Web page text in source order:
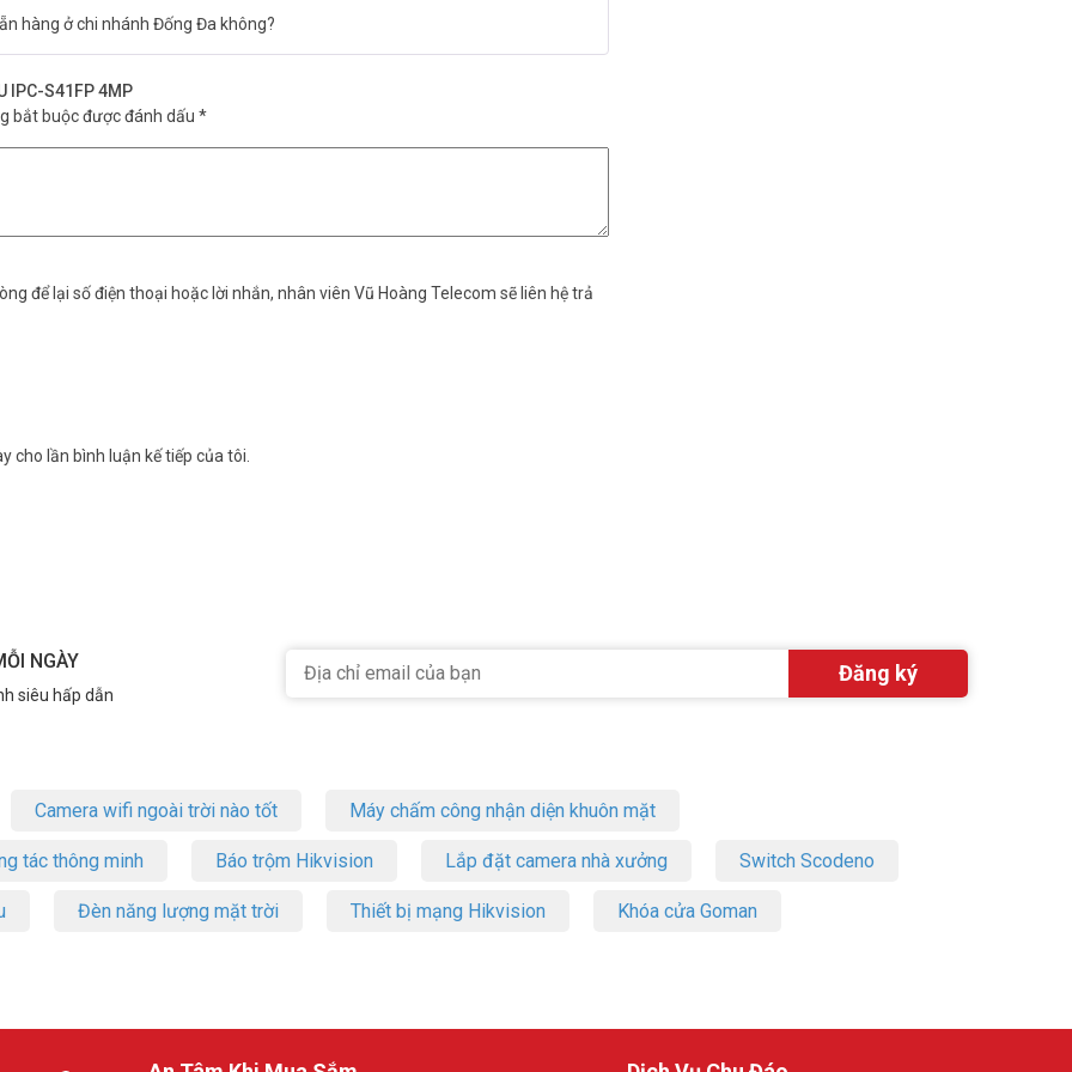
mạng tuyệt vời với Anten kép
4MP
chế độ cho rõ ràng như ban ngày ngay cả trong bóng tối
tới
kiện thời tiết
đến 256 GB)
của bạn mỗi khi có chuyển động trong vùng giám sát.
chuyển động
hàng ở chi nhánh Đống Đa không?
IPC-S41FP 4MP
bắt buộc được đánh dấu *
để lại số điện thoại hoặc lời nhắn, nhân viên Vũ Hoàng Telecom sẽ liên hệ trả
cho lần bình luận kế tiếp của tôi.
NGÀY
siêu hấp dẫn
Camera wifi ngoài trời nào tốt Máy chấm công nhận diện khuôn mặt
tác thông minh Báo trộm Hikvision Lắp đặt camera nhà xưởng Switch Scodeno
Đèn năng lượng mặt trời Thiết bị mạng Hikvision Khóa cửa Goman